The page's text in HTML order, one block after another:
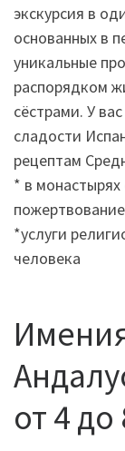
экскурсия в
основанных в
уникальные
распорядком
сёстрами. У
сладости
рецептам
* в
пожертвование
*услуги
человека
от 4 до